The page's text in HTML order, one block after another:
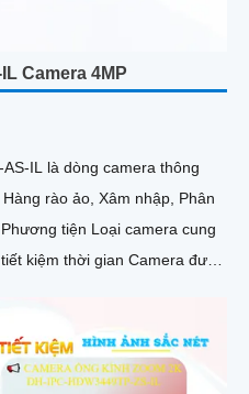
Camera 4MP
IL là dòng camera thông
rào ảo, Xâm nhập, Phân
camera cung
gian Camera được